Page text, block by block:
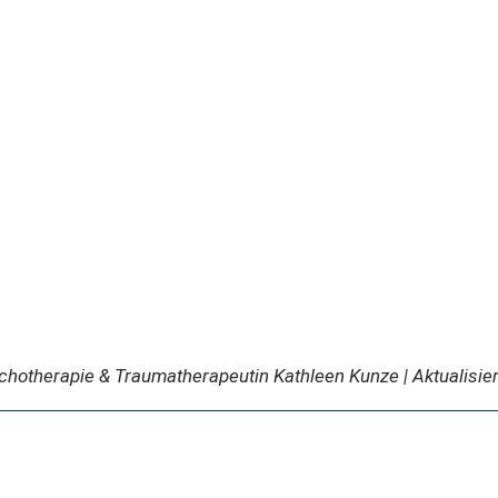
& Traumatherapeutin Kathleen Kunze |